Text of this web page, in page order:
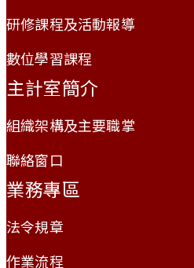
研修課程及活動報導
數位學習課程
主計室簡介
組織架構及主要職掌
聯絡窗口
業務專區
法令規章
作業流程